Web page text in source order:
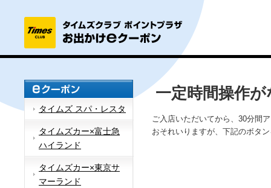
タイムズ スパ・レスタ
タイムズカー×富士急
ハイランド
タイムズカー×東京サ
マーランド
一定時間操作
ご入店いただいてから、30分間
おそれいりますが、下記のボタ